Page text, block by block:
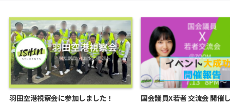
羽田空港視察会に参加しました！ 国会議員X若者 交流会 開催